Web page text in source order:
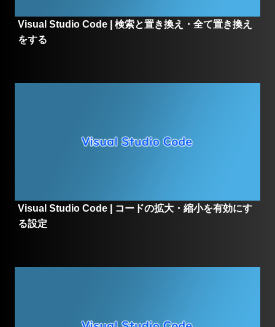
Visual Studio Code | 検索と置き換え・全て置き換え
をする
Visual Studio Code | コードの拡大・縮小を有効にす
る設定